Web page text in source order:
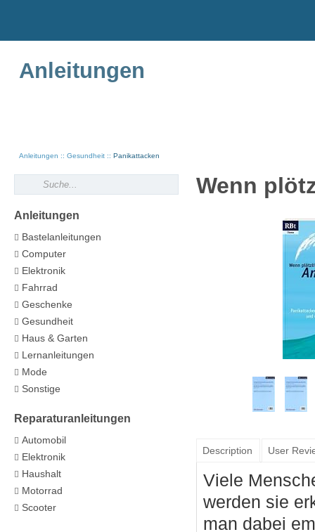
Anleitungen
Anleitungen Gesundheit Panikattacken
Wenn
Description User
Viele
werden sie
man dabei
Anleitungen
Bastelanleitungen
Computer
Elektronik
Fahrrad
Geschenke
Gesundheit
Haus & Garten
Lernanleitungen
Mode
Sonstige
Reparaturanleitungen
Automobil
Elektronik
Haushalt
Motorrad
Scooter